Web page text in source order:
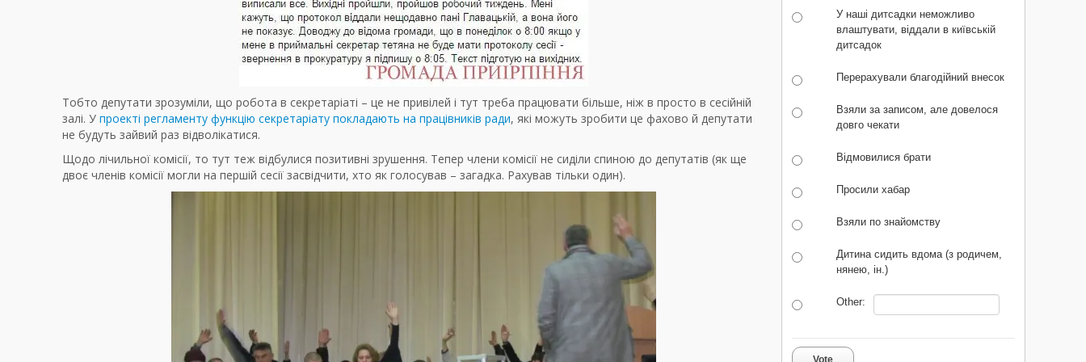
Тобто депутати зрозуміли, що робота в секретаріаті – це не привілей і тут треба працювати більше, ніж в просто в сесійній
залі. У проекті регламенту функцію секретаріату покладають на працівників ради, які можуть зробити це фахово й депутати
не будуть зайвий раз відволікатися.
Щодо лічильної комісії, то тут теж відбулися позитивні зрушення. Тепер члени комісії не сиділи спиною до депутатів (як ще
двоє членів комісії могли на першій сесії засвідчити, хто як голосував – загадка. Рахував тільки один).
У наші дитсадки неможливо
влаштувати, віддали в київській
дитсадок
Перерахували благодійний внесок
Взяли за записом, але довелося
довго чекати
Відмовилися брати
Просили хабар
Взяли по знайомству
Дитина сидить вдома (з родичем,
нянею, ін.)
Other: